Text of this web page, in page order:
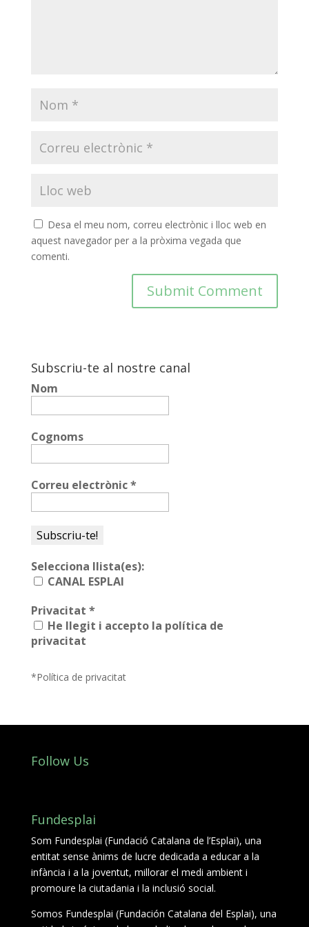
Desa el meu nom, correu electrònic i lloc web en
aquest navegador per a la pròxima vegada que
comenti.
Subscriu-te al nostre canal
Nom
Cognoms
Correu electrònic*
Selecciona llista(es):
CANAL ESPLAI
Privacitat *
He llegit i accepto la política de
privacitat
*Política de privacitat
Follow Us
Fundesplai
Som Fundesplai (Fundació Catalana de l’Esplai), una
entitat sense ànims de lucre dedicada a educar a la
infància i a la joventut, millorar el medi ambient i
promoure la ciutadania i la inclusió social.
Somos Fundesplai (Fundación Catalana del Esplai), una
Treballa amb nosaltres